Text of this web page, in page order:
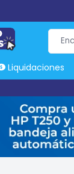
Liquidaciones